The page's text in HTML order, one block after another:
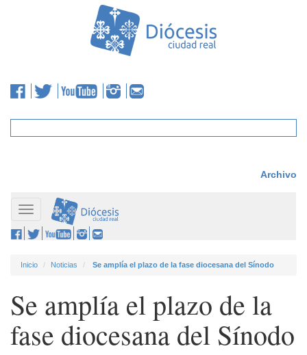
Archivo
Toggle
navigation
Inicio Noticias Se amplía el plazo de la fase diocesana del Sínodo
Se amplía el plazo de la
fase diocesana del Sínodo